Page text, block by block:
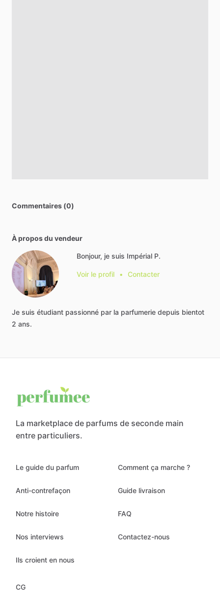
Commentaires (0)
À propos du vendeur
Bonjour, je suis Impérial P.
Voir le profil • Contacter
Je suis étudiant passionné par la parfumerie depuis bientot
2 ans.
La marketplace de parfums de seconde main
entre particuliers.
Le guide du parfum
Anti-contrefaçon
Notre histoire
Nos interviews
Ils croient en nous
Comment ça marche ?
Guide livraison
FAQ
Contactez-nous
CG